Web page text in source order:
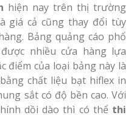
hiện nay trên thị trường
giá cả cũng thay đổi tùy
Bảng quảng cáo phổ
nhiều cửa hàng lựa
điểm của loại bảng này là
chất liệu bạt hiflex in
sắt có độ bền cao. Với
dồi dào thì có thể thi